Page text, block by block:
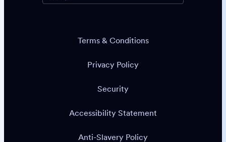
Terms & Conditions
Privacy Policy
Security
Accessibility Statement
Anti-Slavery Policy